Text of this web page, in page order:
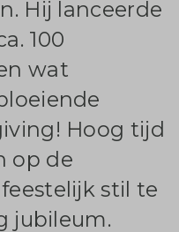
Hij lanceerde
100
wat
Hoog tijd
op de
stil te
jubileum.